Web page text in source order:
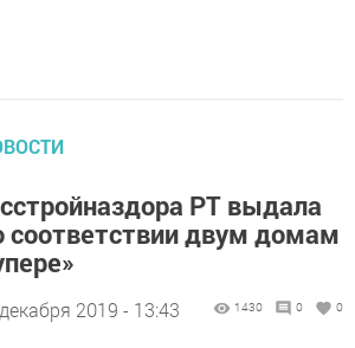
РТ выдала
соответствии двум домам
2019 - 13:43 1430 0 0